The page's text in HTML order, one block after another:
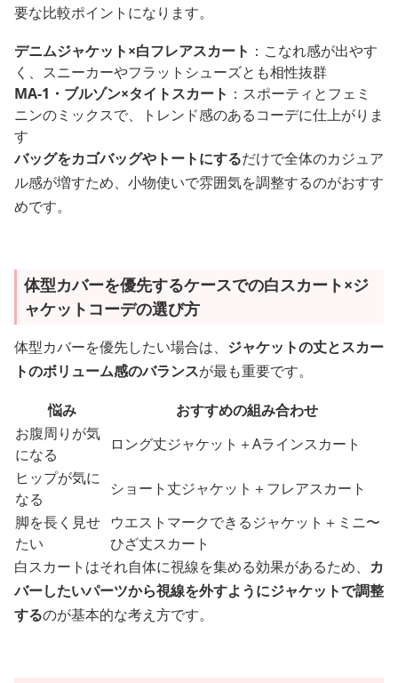
要な比較ポイントになります。
デニムジャケット×白フレアスカート ：こなれ感が出やす
く、スニーカーやフラットシューズとも相性抜群
MA-1・ブルゾン×タイトスカート ：スポーティとフェミ
ニンのミックスで、トレンド感のあるコーデに仕上がりま
す
バッグをカゴバッグやトートにするだけで全体のカジュア
ル感が増すため、小物使いで雰囲気を調整するのがおすす
めです。
体型カバーを優先するケースでの白スカート×ジ
ャケットコーデの選び方
体型カバーを優先したい場合は、 ジャケットの丈とスカー
トのボリューム感のバランスが最も重要です。
悩み
おすすめの組み合わせ
お腹周りが気
になる
ロング丈ジャケット＋Aラインスカート
ヒップが気に
なる
ショート丈ジャケット＋フレアスカート
脚を長く見せ
たい
ウエストマークできるジャケット＋ミニ〜
ひざ丈スカート
白スカートはそれ自体に視線を集める効果があるため、 カ
バーしたいパーツから視線を外すようにジャケットで調整
するのが基本的な考え方です。